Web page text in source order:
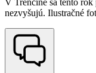
V Trenčíne sa tento
nezvyšujú. Ilustračné